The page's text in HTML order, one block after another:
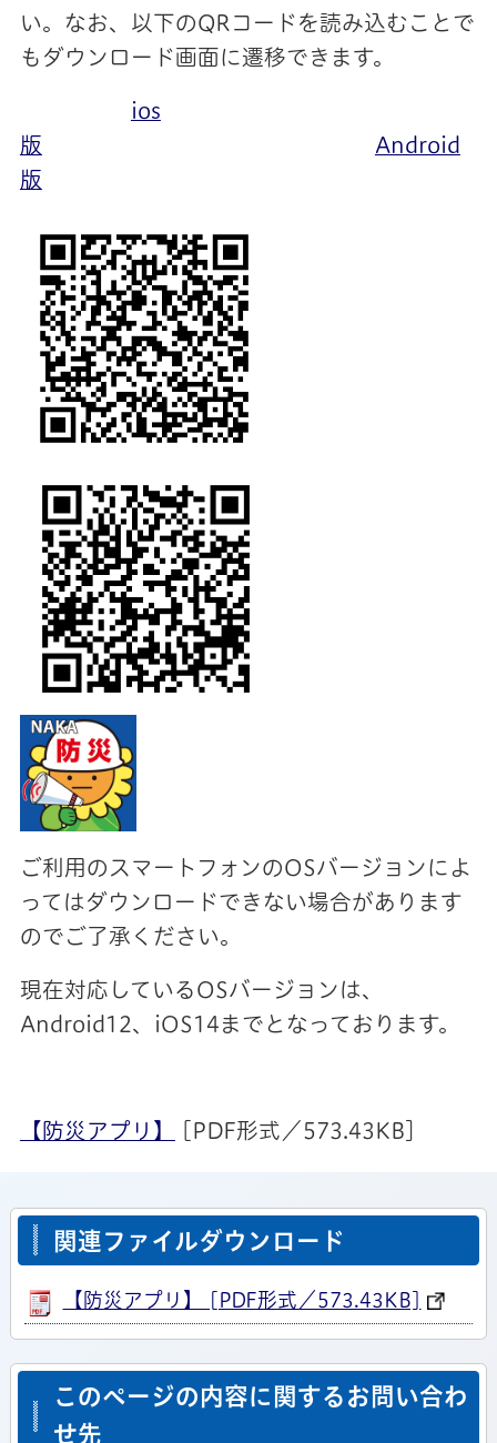
い。なお、以下のQRコードを読み込むことで
もダウンロード画面に遷移できます。
ios
版
Android
版
ご利用のスマートフォンのOSバージョンによ
ってはダウンロードできない場合があります
のでご了承ください。
現在対応しているOSバージョンは、
Android12、iOS14までとなっております。
【防災アプリ】 [PDF形式／573.43KB]
関連ファイルダウンロード
【防災アプリ】 [PDF形式／573.43KB]
このページの内容に関するお問い合わ
せ先